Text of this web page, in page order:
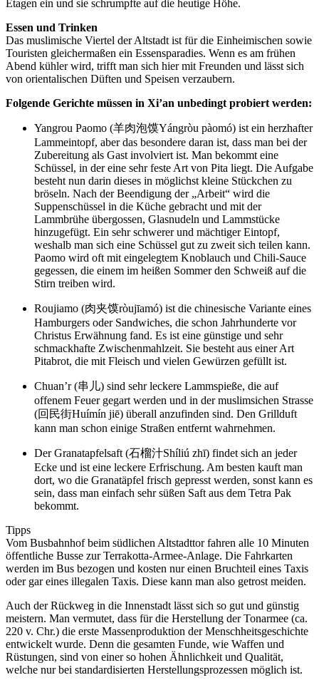
Etagen ein und sie schrumpfte auf die heutige Höhe.
Essen und Trinken
Das muslimische Viertel der Altstadt ist für die Einheimischen sowie
Touristen gleichermaßen ein Essensparadies. Wenn es am frühen
Abend kühler wird, trifft man sich hier mit Freunden und lässt sich
von orientalischen Düften und Speisen verzaubern.
Folgende Gerichte müssen in Xi’an unbedingt probiert werden:
Yangrou Paomo (羊肉泡馍Yángròu pàomó) ist ein herzhafter
Lammeintopf, aber das besondere daran ist, dass man bei der
Zubereitung als Gast involviert ist. Man bekommt eine
Schüssel, in der eine sehr feste Art von Pita liegt. Die Aufgabe
besteht nun darin dieses in möglichst kleine Stückchen zu
bröseln. Nach der Beendigung der „Arbeit“ wird die
Suppenschüssel in die Küche gebracht und mit der
Lammbrühe übergossen, Glasnudeln und Lammstücke
hinzugefügt. Ein sehr schwerer und mächtiger Eintopf,
weshalb man sich eine Schüssel gut zu zweit sich teilen kann.
Paomo wird oft mit eingelegtem Knoblauch und Chili-Sauce
gegessen, die einem im heißen Sommer den Schweiß auf die
Stirn treiben wird.
Roujiamo (肉夹馍ròujīamó) ist die chinesische Variante eines
Hamburgers oder Sandwiches, die schon Jahrhunderte vor
Christus Erwähnung fand. Es ist eine günstige und sehr
schmackhafte Zwischenmahlzeit. Sie besteht aus einer Art
Pitabrot, die mit Fleisch und vielen Gewürzen gefüllt ist.
Chuan’r (串儿) sind sehr leckere Lammspieße, die auf
offenem Feuer gegart werden und in der muslimsichen Strasse
(回民街Huímín jiē) überall anzufinden sind. Den Grillduft
kann man schon einige Straßen entfernt wahrnehmen.
Der Granatapfelsaft (石榴汁Shíliú zhī) findet sich an jeder
Ecke und ist eine leckere Erfrischung. Am besten kauft man
dort, wo die Granatäpfel frisch gepresst werden, sonst kann es
sein, dass man einfach sehr süßen Saft aus dem Tetra Pak
bekommt.
Tipps
Vom Busbahnhof beim südlichen Altstadttor fahren alle 10 Minuten
öffentliche Busse zur Terrakotta-Armee-Anlage. Die Fahrkarten
werden im Bus bezogen und kosten nur einen Bruchteil eines Taxis
oder gar eines illegalen Taxis. Diese kann man also getrost meiden.
Auch der Rückweg in die Innenstadt lässt sich so gut und günstig
meistern. Man vermutet, dass für die Herstellung der Tonarmee (ca.
220 v. Chr.) die erste Massenproduktion der Menschheitsgeschichte
entwickelt wurde. Denn die gesamten Funde, wie Waffen und
Rüstungen, sind von einer so hohen Ähnlichkeit und Qualität,
welche nur bei standardisierten Herstellungsprozessen möglich ist.